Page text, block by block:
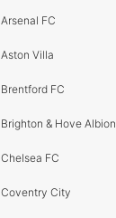
Arsenal FC
Aston Villa
Brentford FC
Brighton & Hove Albion
Chelsea FC
Coventry City